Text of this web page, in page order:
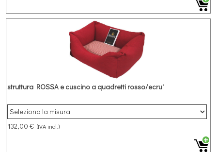
struttura ROSSA e cuscino a quadretti rosso/ecru'
132,00 € (IVA incl.)